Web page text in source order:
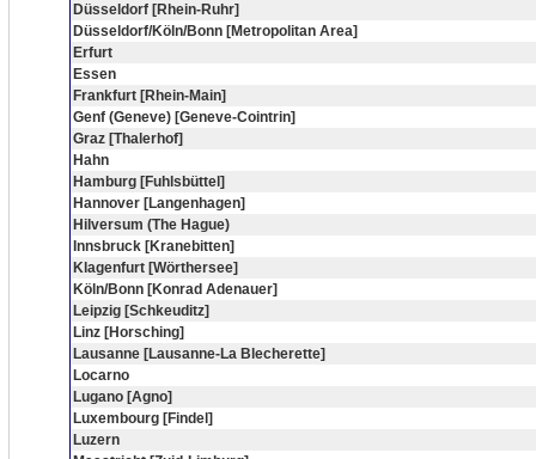
Düsseldorf [Rhein-Ruhr]
Düsseldorf/Köln/Bonn [Metropolitan Area]
Erfurt
Essen
Frankfurt [Rhein-Main]
Genf (Geneve) [Geneve-Cointrin]
Graz [Thalerhof]
Hahn
Hamburg [Fuhlsbüttel]
Hannover [Langenhagen]
Hilversum (The Hague)
Innsbruck [Kranebitten]
Klagenfurt [Wörthersee]
Köln/Bonn [Konrad Adenauer]
Leipzig [Schkeuditz]
Linz [Horsching]
Lausanne [Lausanne-La Blecherette]
Locarno
Lugano [Agno]
Luxembourg [Findel]
Luzern